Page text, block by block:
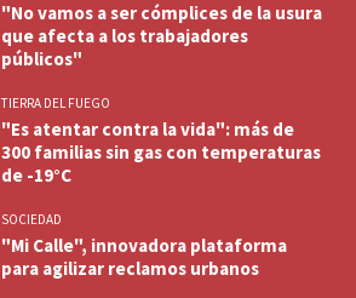
"No vamos a ser cómplices de la usura
que afecta a los trabajadores
públicos"
TIERRA DEL FUEGO
"Es atentar contra la vida": más de
300 familias sin gas con temperaturas
de -19°C
SOCIEDAD
"Mi Calle", innovadora plataforma
para agilizar reclamos urbanos